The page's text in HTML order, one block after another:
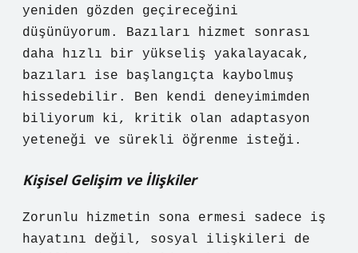
yeniden gözden geçireceğini
düşünüyorum. Bazıları hizmet sonrası
daha hızlı bir yükseliş yakalayacak,
bazıları ise başlangıçta kaybolmuş
hissedebilir. Ben kendi deneyimimden
biliyorum ki, kritik olan adaptasyon
yeteneği ve sürekli öğrenme isteği.
Kişisel Gelişim ve İlişkiler
Zorunlu hizmetin sona ermesi sadece iş
hayatını değil, sosyal ilişkileri de